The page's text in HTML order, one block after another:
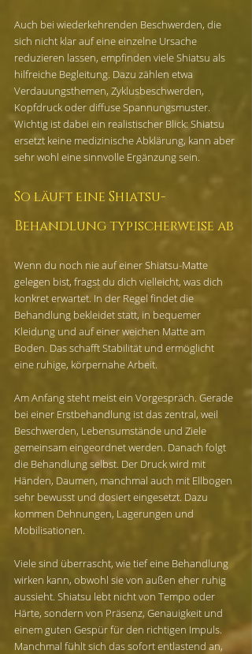
Auch bei wiederkehrenden Beschwerden, die
sich nicht klar auf eine einzelne Ursache
reduzieren lassen, empfinden viele Shiatsu als
hilfreiche Begleitung. Dazu zählen etwa
Verdauungsthemen, Zyklusbeschwerden,
Kopfdruck oder diffuse Spannungsmuster.
Wichtig ist dabei ein realistischer Blick: Shiatsu
ersetzt keine medizinische Abklärung, kann aber
sehr wohl eine sinnvolle Ergänzung sein.
So läuft eine Shiatsu-
Behandlung typischerweise ab
Wenn du noch nie auf einer Shiatsu-Matte
gelegen bist, fragst du dich vielleicht, was dich
konkret erwartet. In der Regel findet die
Behandlung bekleidet statt, in bequemer
Kleidung und auf einer weichen Matte am
Boden. Das schafft Stabilität und ermöglicht
eine ruhige, körpernahe Arbeit.
Am Anfang steht meist ein Vorgespräch. Gerade
bei einer Erstbehandlung ist das zentral, weil
Beschwerden, Lebensumstände und Ziele
gemeinsam eingeordnet werden. Danach folgt
die Behandlung selbst. Der Druck wird mit
Händen, Daumen, manchmal auch mit Ellbogen
sehr bewusst und dosiert eingesetzt. Dazu
kommen Dehnungen, Lagerungen und
Mobilisationen.
Viele sind überrascht, wie tief eine Behandlung
wirken kann, obwohl sie von außen eher ruhig
aussieht. Shiatsu lebt nicht von Tempo oder
Härte, sondern von Präsenz, Genauigkeit und
einem guten Gespür für den richtigen Impuls.
Manchmal fühlt sich das sofort entlastend an,